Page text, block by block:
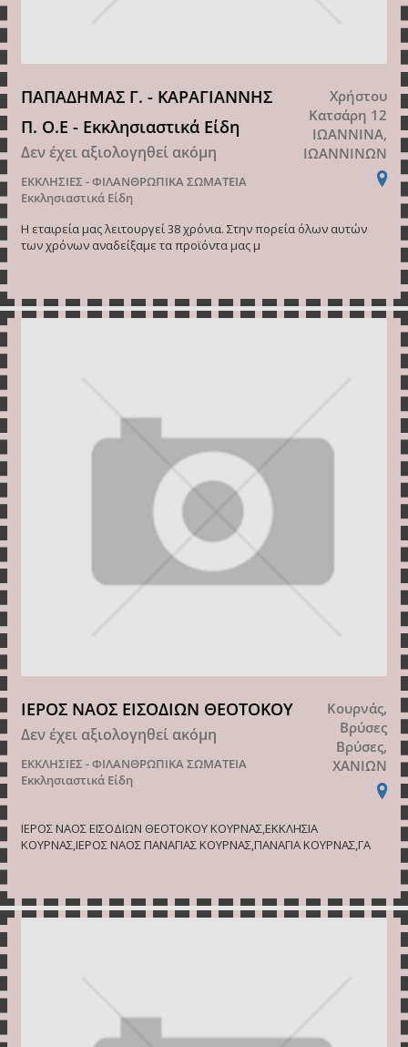
ΠΑΠΑΔΗΜΑΣ Γ. - ΚΑΡΑΓΙΑΝΝΗΣ
Π. Ο.Ε - Εκκλησιαστικά Είδη
Δεν έχει αξιολογηθεί ακόμη
ΕΚΚΛΗΣΙΕΣ - ΦΙΛΑΝΘΡΩΠΙΚΑ ΣΩΜΑΤΕΙΑ
Εκκλησιαστικά Είδη
Χρήστου
Κατσάρη 12
ΙΩΑΝΝΙΝΑ,
ΙΩΑΝΝΙΝΩΝ
Η εταιρεία μας λειτουργεί 38 χρόνια. Στην πορεία όλων αυτών
των χρόνων αναδείξαμε τα προϊόντα μας μ
ΙΕΡΟΣ ΝΑΟΣ ΕΙΣΟΔΙΩΝ ΘΕΟΤΟΚΟΥ
Δεν έχει αξιολογηθεί ακόμη
ΕΚΚΛΗΣΙΕΣ - ΦΙΛΑΝΘΡΩΠΙΚΑ ΣΩΜΑΤΕΙΑ
Εκκλησιαστικά Είδη
Κουρνάς,
Βρύσες
Βρύσες,
ΧΑΝΙΩΝ
ΙΕΡΟΣ ΝΑΟΣ ΕΙΣΟΔΙΩΝ ΘΕΟΤΟΚΟΥ ΚΟΥΡΝΑΣ,ΕΚΚΛΗΣΙΑ
ΚΟΥΡΝΑΣ,ΙΕΡΟΣ ΝΑΟΣ ΠΑΝΑΓΙΑΣ ΚΟΥΡΝΑΣ,ΠΑΝΑΓΙΑ ΚΟΥΡΝΑΣ,ΓΑ